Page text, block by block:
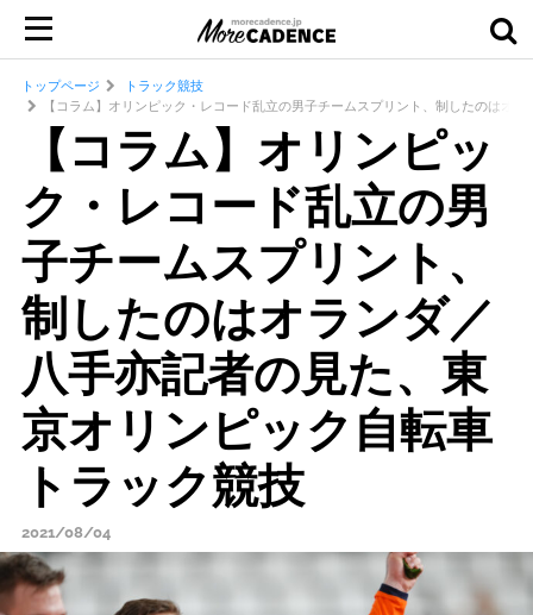
トップページ
トラック競技
【コラム】オリンピック・レコード乱立の男子チームスプリント、制したのはオ
【コラム】オリンピッ
ク・レコード乱立の男
子チームスプリント、
制したのはオランダ／
八手亦記者の見た、東
京オリンピック自転車
トラック競技
2021/08/04